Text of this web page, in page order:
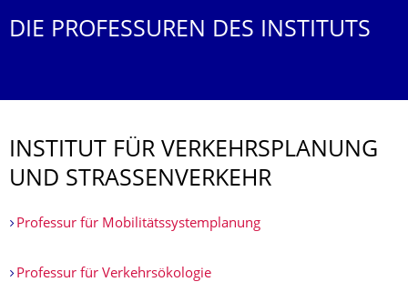
DIE PROFESSUREN DES INSTITUTS
INSTITUT FÜR VERKEHRSPLANUNG
UND STRASSENVERKEHR
Professur für Mobilitätssystemplanung
Professur für Verkehrsökologie